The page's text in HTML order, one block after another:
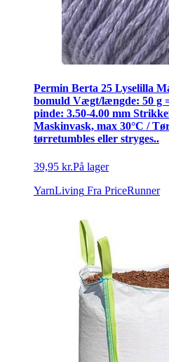
Permin Berta 25 Lyselilla
bomuld Vægt/længde: 50 g
pinde: 3.50-4.00 mm
Maskinvask, max 30°C /
tørretumbles eller stryges..
39,95 kr.På lager
YarnLiving Fra PriceRunner